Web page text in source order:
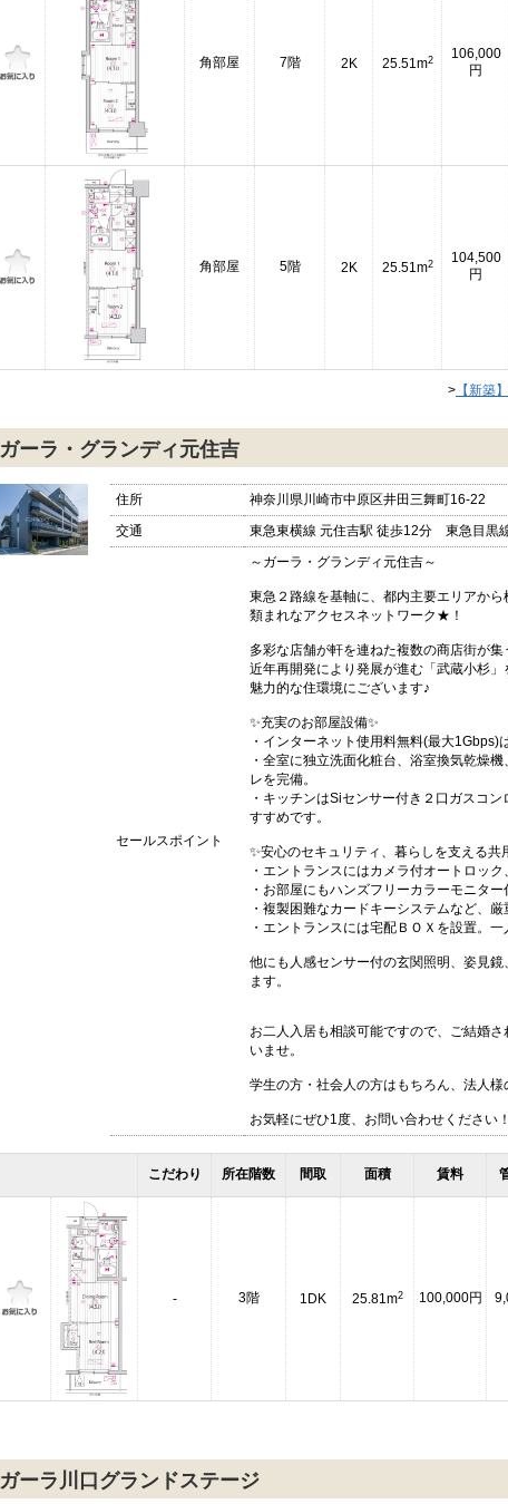
角部屋 7階 2K 25.51m2
106,000
円
角部屋 5階 2K 25.51m2
104,500
円
> 【新築
ガーラ・グランディ元住吉
住所
神奈川県川崎市中原区井田三舞町16-22
交通
東急東横線 元住吉駅 徒歩12分 東急目黒
セールスポイント
～ガーラ・グランディ元住吉～
東急２路線を基軸に、都内主要エリアか
類まれなアクセスネットワーク★！
多彩な店舗が軒を連ねた複数の商店街が集
近年再開発により発展が進む「武蔵小杉」
魅力的な住環境にございます♪
✨充実のお部屋設備✨
・インターネット使用料無料(最大1Gbps)
・全室に独立洗面化粧台、浴室換気乾燥
レを完備。
・キッチンはSiセンサー付き２口ガスコ
すすめです。
✨安心のセキュリティ、暮らしを支える共
・エントランスにはカメラ付オートロック
・お部屋にもハンズフリーカラーモニタ
・複製困難なカードキーシステムなど、
・エントランスには宅配ＢＯＸを設置。
他にも人感センサー付の玄関照明、姿見
ます。
お二人入居も相談可能ですので、ご結婚
いませ。
学生の方・社会人の方はもちろん、法人様
お気軽にぜひ1度、お問い合わせください！
こだわり 所在階数 間取 面積 賃料
- 3階 1DK 25.81m2 100,000円
ガーラ川口グランドステージ